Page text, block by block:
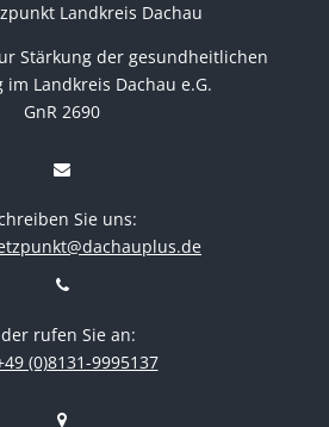
Landkreis Dachau
Stärkung der gesundheitlichen
im Landkreis Dachau e.G.
GnR 2690
Sie uns:
rufen Sie an:
(0)8131-9995137